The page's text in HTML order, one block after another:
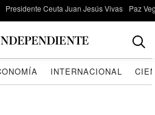
Presidente Ceuta Juan Jesús Vivas Paz
INTERNACIONAL